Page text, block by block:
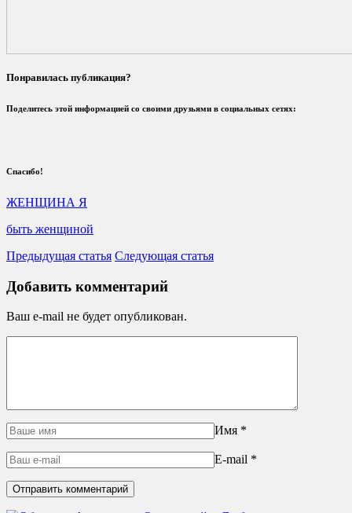
Понравилась публикация?
Поделитесь этой информацией со своими друзьями в социальных сетях:
Спасибо!
ЖЕНЩИНА Я
быть женщиной
Предыдущая статья Следующая статья
Добавить комментарий
Ваш e-mail не будет опубликован.
Имя *
E-mail *